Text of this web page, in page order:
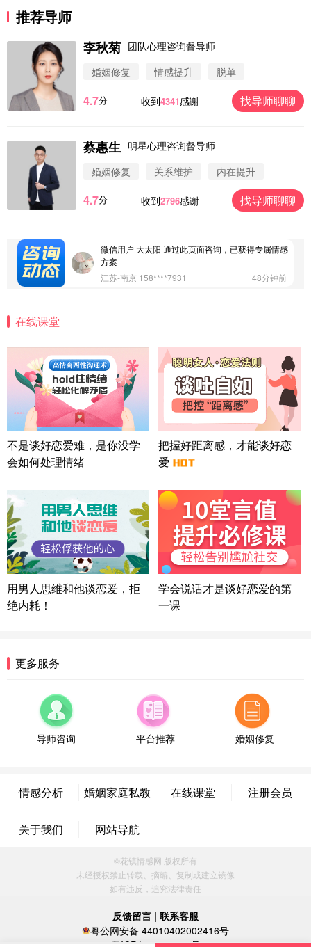
推荐导师
李秋菊 团队心理咨询督导师
婚姻修复
情感提升 脱单
4.7分 收到4341感谢 找导师聊聊
蔡惠生 明星心理咨询督导师
婚姻修复
关系维护 内在提升
4.7分 收到2796感谢 找导师聊聊
微信用户 圆圈 通过此页面咨询，已获得专属情感方
案
微信用户 Vnno 通过此页面咨询，已获得专属情感方
微信用户 大太阳 通过此页面咨询，已获得专属情感
方案
江苏-南京 158****7931
48分钟前
情感方案
北京-朝阳 151****3189
22分钟前
微信用户 巧?媚儿 通过此页面咨询，已获得专属情感
方案
上海-浦东 177****9074
56分钟前
微信用户 Liberty 通过此页面咨询，已获得专属情感
方案
广东-广州 188****5632
湖北-武汉 135****7410
41分钟前
微信用户 困困魚? 通过此页面咨询，已获得专属情感
方案
陕西-西安 139****6283
3分钟前
情感方案
浙江-宁波 150****8921
福建-厦门 159****4462
53分钟前
微信用户 凌乱小羊 通过此页面咨询，已获得专属情
辽宁-大连 176****2843
39分钟前
属情感方案
微信用户 墨笙 通过此页面咨询，已获得专属情感方
案
江苏-苏州 188****5187
微信用户 谢思明 通过此页面咨询，已获得专属情感
方案
广东-佛山 139****6034
在线课堂
不是谈好恋爱难，是你没学
会如何处理情绪
把握好距离感，才能谈好恋
爱
用男人思维和他谈恋爱，拒
绝内耗！
学会说话才是谈好恋爱的第
一课
更多服务
导师咨询 平台推荐 婚姻修复
情感分析 婚姻家庭私教 在线课堂 注册会员
关于我们 网站导航
©花镇情感网 版权所有
未经授权禁止转载、摘编、复制或建立镜像
如有违反，追究法律责任
反馈留言 | 联系客服
粤公网安备 44010402002416号